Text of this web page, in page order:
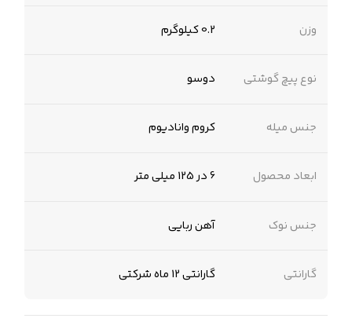
وزن 0.2 کیلوگرم
نوع پیچ گوشتی دوسو
جنس میله کروم وانادیوم
ابعاد محصول 6 در 125 میلی متر
جنس نوک آهن ربایی
گارانتی گارانتی 12 ماه شرکتی